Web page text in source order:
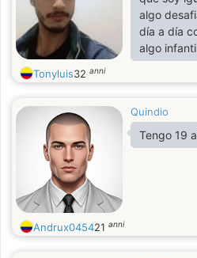
algo
día a día
algo
pero soy
Tonyluis32 anni
Quindio
Tengo 19
Andrux045421 anni